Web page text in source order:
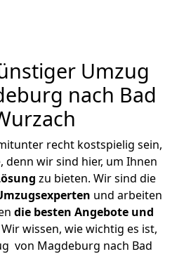
Umzug
nach Bad
recht kostspielig sein,
denn wir sind hier, um Ihnen
zu bieten. Wir sind die
und arbeiten
die besten Angebote und
wissen, wie wichtig es ist,
von Magdeburg nach Bad